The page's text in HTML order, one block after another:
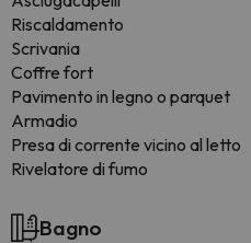
Riscaldamento
Scrivania
Coffre fort
Pavimento in legno o parquet
Armadio
Presa di corrente vicino al letto
Rivelatore di fumo
Bagno